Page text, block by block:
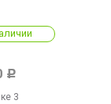
Р
3